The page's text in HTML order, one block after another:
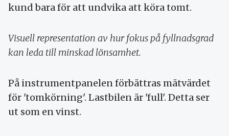
kund bara för att undvika att köra tomt.
Visuell representation av hur fokus på fyllnadsgrad
kan leda till minskad lönsamhet.
På instrumentpanelen förbättras mätvärdet
för 'tomkörning'. Lastbilen är 'full'. Detta ser
ut som en vinst.